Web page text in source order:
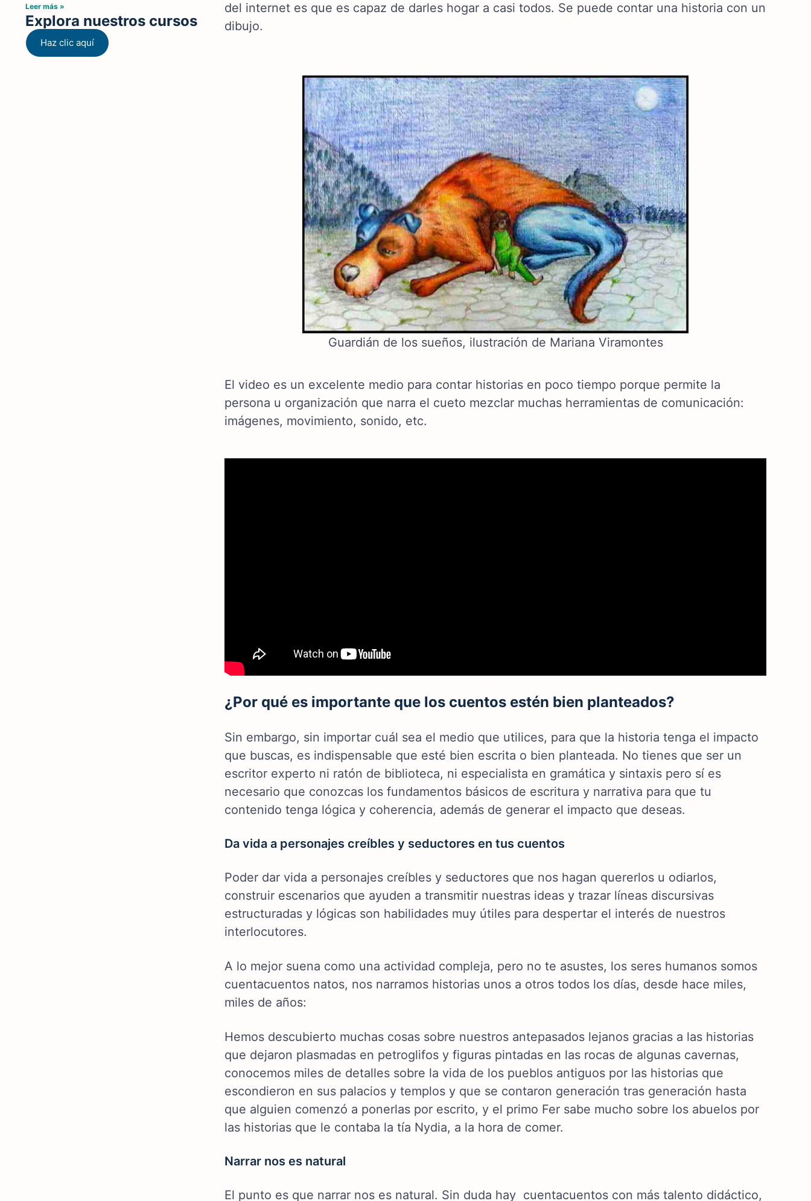
Leer más »
Explora nuestros cursos
Haz clic aquí
del internet es que es capaz de darles hogar a casi todos. Se puede contar una historia con un
dibujo.
Guardián de los sueños, ilustración de Mariana Viramontes
El video es un excelente medio para contar historias en poco tiempo porque permite la
persona u organización que narra el cueto mezclar muchas herramientas de comunicación:
imágenes, movimiento, sonido, etc.
¿Por qué es importante que los cuentos estén bien planteados?
Sin embargo, sin importar cuál sea el medio que utilices, para que la historia tenga el impacto
que buscas, es indispensable que esté bien escrita o bien planteada. No tienes que ser un
escritor experto ni ratón de biblioteca, ni especialista en gramática y sintaxis pero sí es
necesario que conozcas los fundamentos básicos de escritura y narrativa para que tu
contenido tenga lógica y coherencia, además de generar el impacto que deseas.
Da vida a personajes creíbles y seductores en tus cuentos
Poder dar vida a personajes creíbles y seductores que nos hagan quererlos u odiarlos,
construir escenarios que ayuden a transmitir nuestras ideas y trazar líneas discursivas
estructuradas y lógicas son habilidades muy útiles para despertar el interés de nuestros
interlocutores.
A lo mejor suena como una actividad compleja, pero no te asustes, los seres humanos somos
cuentacuentos natos, nos narramos historias unos a otros todos los días, desde hace miles,
miles de años:
Hemos descubierto muchas cosas sobre nuestros antepasados lejanos gracias a las historias
que dejaron plasmadas en petroglifos y figuras pintadas en las rocas de algunas cavernas,
conocemos miles de detalles sobre la vida de los pueblos antiguos por las historias que
escondieron en sus palacios y templos y que se contaron generación tras generación hasta
que alguien comenzó a ponerlas por escrito, y el primo Fer sabe mucho sobre los abuelos por
las historias que le contaba la tía Nydia, a la hora de comer.
Narrar nos es natural
El punto es que narrar nos es natural. Sin duda hay cuentacuentos con más talento didáctico,